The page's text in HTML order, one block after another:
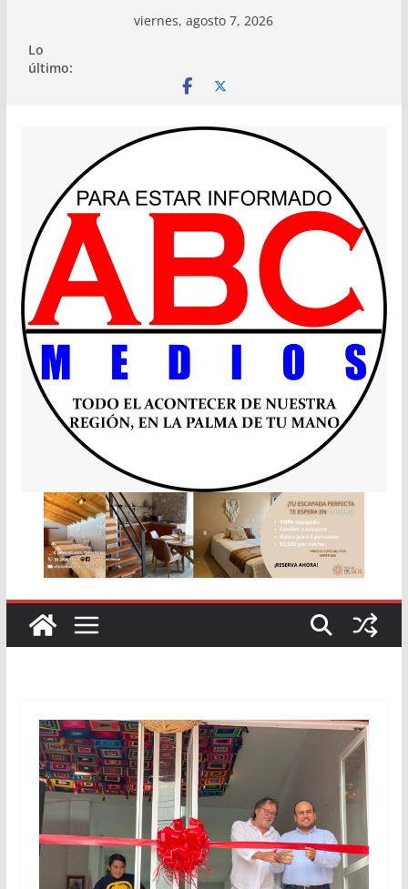
contenido
viernes, agosto 7, 2026
Lo
último: